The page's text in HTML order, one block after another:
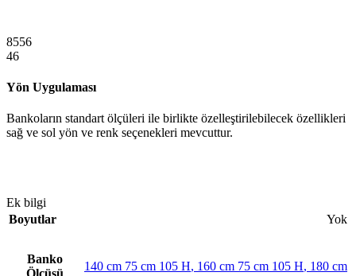
8556
46
Yön Uygulaması
Bankoların standart ölçüleri ile birlikte özelleştirilebilecek özellikleri
sağ ve sol yön ve renk seçenekleri mevcuttur.
Ek bilgi
Boyutlar
Yok
Banko
140 cm 75 cm 105 H, 160 cm 75 cm 105 H, 180 cm